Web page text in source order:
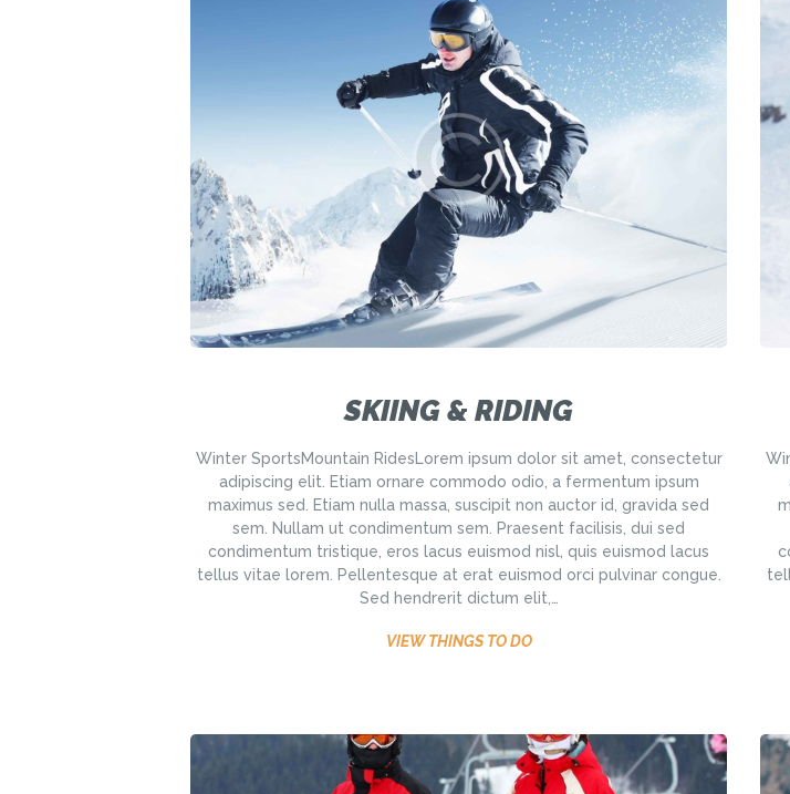
SKIING & RIDING
Winter SportsMountain RidesLorem ipsum dolor sit amet, consectetur
adipiscing elit. Etiam ornare commodo odio, a fermentum ipsum
maximus sed. Etiam nulla massa, suscipit non auctor id, gravida sed
sem. Nullam ut condimentum sem. Praesent facilisis, dui sed
condimentum tristique, eros lacus euismod nisl, quis euismod lacus
tellus vitae lorem. Pellentesque at erat euismod orci pulvinar congue.
Sed hendrerit dictum elit,…
VIEW THINGS TO DO